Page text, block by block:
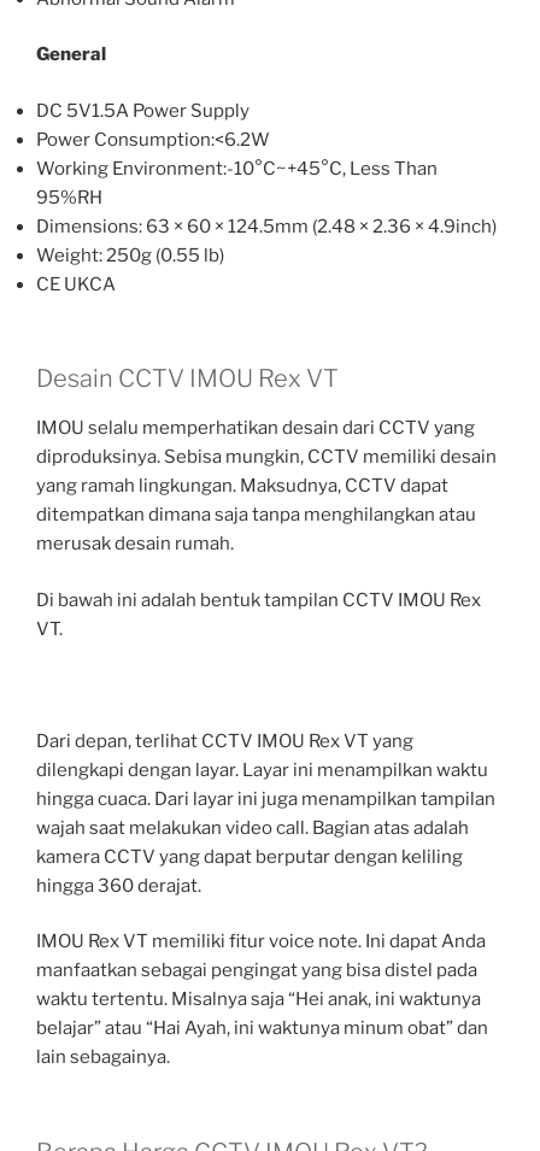
General
DC 5V1.5A Power Supply
Power Consumption:<6.2W
Working Environment:-10°C~+45°C, Less Than
95%RH
Dimensions: 63 × 60 × 124.5mm (2.48 × 2.36 × 4.9inch)
Weight: 250g (0.55 lb)
CE UKCA
Desain CCTV IMOU Rex VT
IMOU selalu memperhatikan desain dari CCTV yang
diproduksinya. Sebisa mungkin, CCTV memiliki desain
yang ramah lingkungan. Maksudnya, CCTV dapat
ditempatkan dimana saja tanpa menghilangkan atau
merusak desain rumah.
Di bawah ini adalah bentuk tampilan CCTV IMOU Rex
VT.
Dari depan, terlihat CCTV IMOU Rex VT yang
dilengkapi dengan layar. Layar ini menampilkan waktu
hingga cuaca. Dari layar ini juga menampilkan tampilan
wajah saat melakukan video call. Bagian atas adalah
kamera CCTV yang dapat berputar dengan keliling
hingga 360 derajat.
IMOU Rex VT memiliki fitur voice note. Ini dapat Anda
manfaatkan sebagai pengingat yang bisa distel pada
waktu tertentu. Misalnya saja “Hei anak, ini waktunya
belajar” atau “Hai Ayah, ini waktunya minum obat” dan
lain sebagainya.